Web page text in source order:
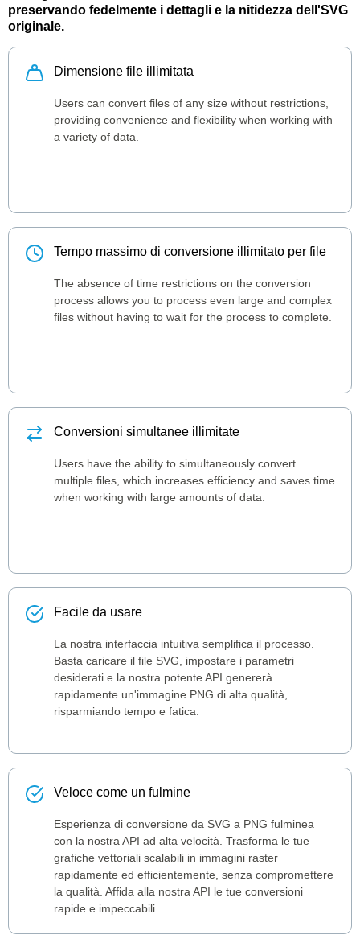
preservando fedelmente i dettagli e la nitidezza dell'SVG
originale.
Dimensione file illimitata
Users can convert files of any size without restrictions,
providing convenience and flexibility when working with
a variety of data.
Tempo massimo di conversione illimitato per file
The absence of time restrictions on the conversion
process allows you to process even large and complex
files without having to wait for the process to complete.
Conversioni simultanee illimitate
Users have the ability to simultaneously convert
multiple files, which increases efficiency and saves time
when working with large amounts of data.
Facile da usare
La nostra interfaccia intuitiva semplifica il processo.
Basta caricare il file SVG, impostare i parametri
desiderati e la nostra potente API genererà
rapidamente un'immagine PNG di alta qualità,
risparmiando tempo e fatica.
Veloce come un fulmine
Esperienza di conversione da SVG a PNG fulminea
con la nostra API ad alta velocità. Trasforma le tue
grafiche vettoriali scalabili in immagini raster
rapidamente ed efficientemente, senza compromettere
la qualità. Affida alla nostra API le tue conversioni
rapide e impeccabili.